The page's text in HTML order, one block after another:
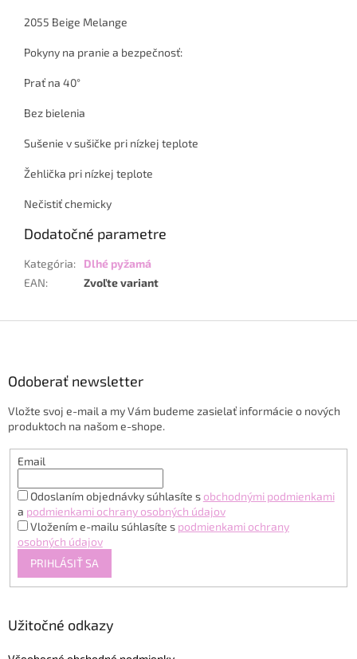
2055 Beige Melange
Pokyny na pranie a bezpečnosť:
Prať na 40°
Bez bielenia
Sušenie v sušičke pri nízkej teplote
Žehlička pri nízkej teplote
Nečistiť chemicky
Dodatočné parametre
Kategória:
Dlhé pyžamá
EAN: Zvoľte variant
Odoberať newsletter
Vložte svoj e-mail a my Vám budeme zasielať informácie o nových
produktoch na našom e-shope.
Email
Odoslaním objednávky súhlasíte s obchodnými podmienkami
a podmienkami ochrany osobných údajov
Vložením e-mailu súhlasíte s podmienkami ochrany
osobných údajov
PRIHLÁSIŤ SA
Užitočné odkazy